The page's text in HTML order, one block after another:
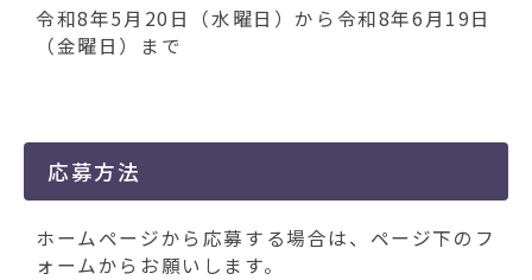
令和8年5月20日（水曜日）から令和8年6月19日
（金曜日）まで
応募方法
ホームページから応募する場合は、ページ下のフ
ォームからお願いします。